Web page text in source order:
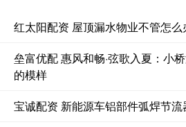
红太阳配资 屋顶漏水物业不管怎么
垒富优配 惠风和畅·弦歌入夏：小
的模样
宝诚配资 新能源车铝部件弧焊节流